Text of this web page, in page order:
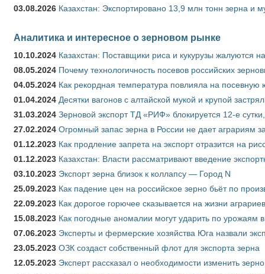
03.08.2026 Казахстан: Экспортировано 13,9 млн тонн зерна и
Аналитика и интересное о зерновом рынке
10.10.2024 Казахстан: Поставщики риса и кукурузы жалуются
08.05.2024 Почему технологичность посевов российских
04.05.2024 Как рекордная температура повлияла на
01.04.2024 Десятки вагонов с алтайской мукой и крупой
31.03.2024 Зерновой экспорт ТД «РИФ» блокируется 12-е
27.02.2024 Огромный запас зерна в России не дает аграриям
01.12.2023 Как продление запрета на экспорт отразится на
01.12.2023 Казахстан: Власти рассматривают введение
03.10.2023 Экспорт зерна близок к коллапсу — Город N
25.09.2023 Как падение цен на российское зерно бьёт по
22.09.2023 Как дорогое горючее сказывается на жизни аграриев
15.08.2023 Как погодные аномалии могут ударить по урожаям
07.06.2023 Эксперты и фермерские хозяйства Юга назвали
23.05.2023 ОЗК создаст собственный флот для экспорта зерна
12.05.2023 Эксперт рассказал о необходимости изменить